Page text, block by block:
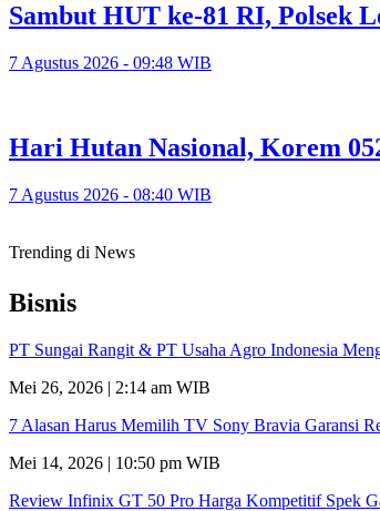
Sambut HUT ke-81 RI, Polsek
7 Agustus 2026 - 09:48 WIB
Hari Hutan Nasional, Korem
7 Agustus 2026 - 08:40 WIB
Trending di News
Bisnis
PT Sungai Rangit & PT Usaha Agro Indonesia
Mei 26, 2026 | 2:14 am WIB
7 Alasan Harus Memilih TV Sony Bravia Garansi
Mei 14, 2026 | 10:50 pm WIB
Review Infinix GT 50 Pro Harga Kompetitif Spek